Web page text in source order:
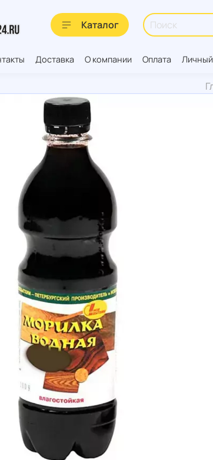
Каталог
Доставка О компании Оплата